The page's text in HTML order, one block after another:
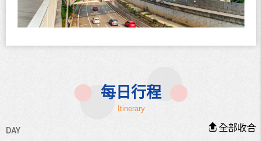
每日 行程
Itinerary
DAY 全部收合